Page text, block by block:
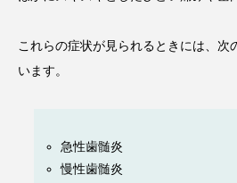
これらの症状が見られるときには、次
います。
急性歯髄炎
慢性歯髄炎